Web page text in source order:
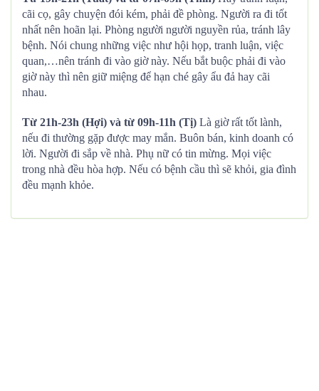
cãi cọ, gây chuyện đói kém, phải đề phòng. Người ra đi tốt
nhất nên hoãn lại. Phòng người người nguyền rủa, tránh lây
bệnh. Nói chung những việc như hội họp, tranh luận, việc
quan,…nên tránh đi vào giờ này. Nếu bắt buộc phải đi vào
giờ này thì nên giữ miệng để hạn ché gây ẩu đả hay cãi
nhau.
Từ 21h-23h (Hợi) và từ 09h-11h (Tị) Là giờ rất tốt lành,
nếu đi thường gặp được may mắn. Buôn bán, kinh doanh có
lời. Người đi sắp về nhà. Phụ nữ có tin mừng. Mọi việc
trong nhà đều hòa hợp. Nếu có bệnh cầu thì sẽ khỏi, gia đình
đều mạnh khỏe.